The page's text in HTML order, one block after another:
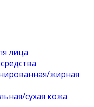
лица
жирная
cухая кожа